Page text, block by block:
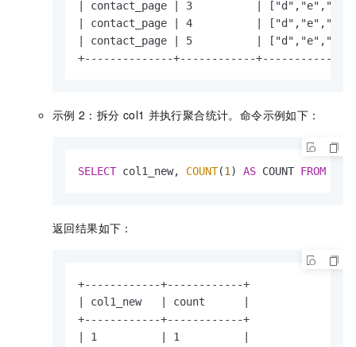
| contact_page | 3          |
| contact_page | 4          |
| contact_page | 5          |
+--------------+------------+---------------
示例 2：拆分 col1 并执行聚合统计。命令示例如下：
SELECT col1_new, COUNT(1) AS COUNT FROM
返回结果如下：
+------------+------------+
| col1_new   | count      |
+------------+------------+
| 1          | 1          |